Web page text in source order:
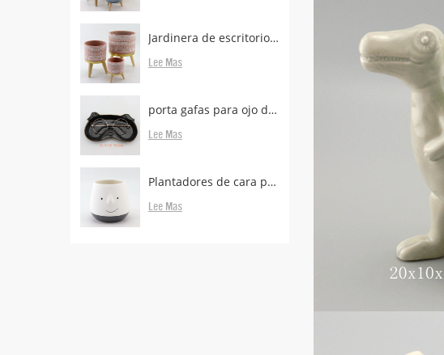
Jardinera de escritorio de hormigón con patas boscosas en venta
Lee Mas
porta gafas para ojo de animal para escritorio
Lee Mas
Plantadores de cara proveedores y fabricantes.
Lee Mas